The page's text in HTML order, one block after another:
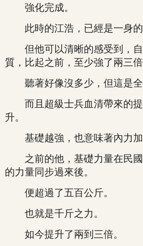
強化完成。
此時的江浩，已經是一身的
但他可以清晰的感受到，自
質，比起之前，至少強了兩三倍
聽著好像沒多少，但這是全
而且超級士兵血清帶來的提
升。
基礎越強，也意味著內力加
之前的他，基礎力量在民國
的力量同步過來後。
便超過了五百公斤。
也就是千斤之力。
如今提升了兩到三倍。